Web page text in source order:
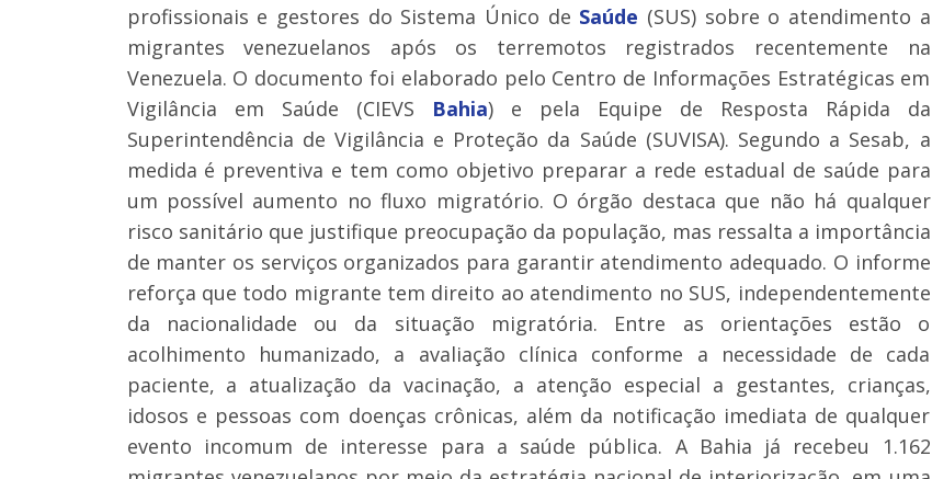
profissionais e gestores do Sistema Único de Saúde (SUS) sobre o atendimento a
migrantes venezuelanos após os terremotos registrados recentemente na
Venezuela. O documento foi elaborado pelo Centro de Informações Estratégicas em
Vigilância em Saúde (CIEVS
Bahia) e pela Equipe de Resposta Rápida da
Superintendência de Vigilância e Proteção da Saúde (SUVISA). Segundo a Sesab, a
medida é preventiva e tem como objetivo preparar a rede estadual de saúde para
um possível aumento no fluxo migratório. O órgão destaca que não há qualquer
risco sanitário que justifique preocupação da população, mas ressalta a importância
de manter os serviços organizados para garantir atendimento adequado. O informe
reforça que todo migrante tem direito ao atendimento no SUS, independentemente
da nacionalidade ou da situação migratória. Entre as orientações estão o
acolhimento humanizado, a avaliação clínica conforme a necessidade de cada
paciente, a atualização da vacinação, a atenção especial a gestantes, crianças,
idosos e pessoas com doenças crônicas, além da notificação imediata de qualquer
evento incomum de interesse para a saúde pública. A Bahia já recebeu 1.162